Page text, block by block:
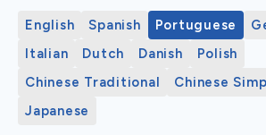
English Spanish Portuguese
Italian
Dutch Danish
Polish
Chinese Traditional
Chinese
Japanese